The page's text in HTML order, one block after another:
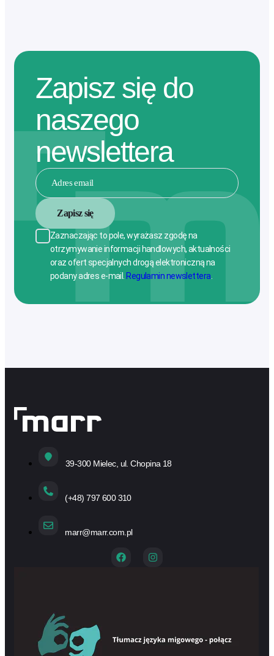
Zapisz się do
naszego
newslettera
Zaznaczając to pole, wyrażasz zgodę na
otrzymywanie informacji handlowych, aktualności
oraz ofert specjalnych drogą elektroniczną na
podany adres e-mail.
Regulamin newslettera
Zapisz się
39-300 Mielec, ul. Chopina 18
(+48) 797 600 310
marr@marr.com.pl